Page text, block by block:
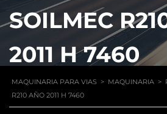
SOILMEC
2011 H 7460
MAQUINARIA PARA VIAS > MAQUINARIA >
R210 AÑO 2011 H 7460